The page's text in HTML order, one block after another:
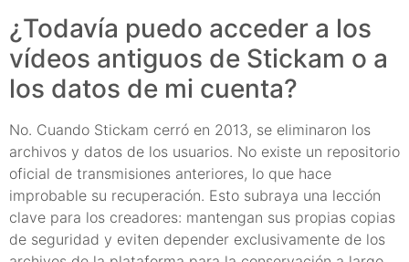
¿Todavía puedo acceder a los
vídeos antiguos de Stickam o a
los datos de mi cuenta?
No. Cuando Stickam cerró en 2013, se eliminaron los
archivos y datos de los usuarios. No existe un repositorio
oficial de transmisiones anteriores, lo que hace
improbable su recuperación. Esto subraya una lección
clave para los creadores: mantengan sus propias copias
de seguridad y eviten depender exclusivamente de los